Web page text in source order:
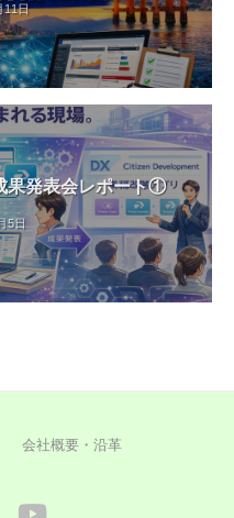
11日
果発表会レポート①
5日
会社概要・沿革
YouTube